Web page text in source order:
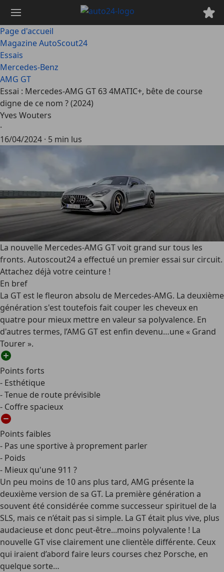
contenu
principal
Page d'accueil
Magazine AutoScout24
Essais
Mercedes-Benz
AMG GT
Essai : Mercedes-AMG GT 63 4MATIC+, bête de course
digne de ce nom ? (2024)
Yves Wouters
·
16/04/2024 · 5 min lus
La nouvelle Mercedes-AMG GT voit grand sur tous les
fronts. Autoscout24 a effectué un premier essai sur circuit.
Attachez déjà votre ceinture !
En bref
La GT est le fleuron absolu de Mercedes-AMG. La deuxième
génération s'est toutefois fait couper les cheveux en
quatre pour mieux mettre en valeur sa polyvalence. En
d'autres termes, l’AMG GT est enfin devenu…une « Grand
Tourer ».
Points forts
- Esthétique
- Tenue de route prévisible
- Coffre spacieux
Points faibles
- Pas une sportive à proprement parler
- Poids
- Mieux qu'une 911 ?
Un peu moins de 10 ans plus tard, AMG présente la
deuxième version de sa GT. La première génération a
souvent été considérée comme successeur spirituel de la
SLS, mais ce n’était pas si simple. La GT était plus vive, plus
audacieuse et donc peut-être...moins polyvalente ! La
nouvelle GT vise clairement une clientèle différente. Ceux
qui iraient d’abord faire leurs courses chez Porsche, en
quelque sorte…